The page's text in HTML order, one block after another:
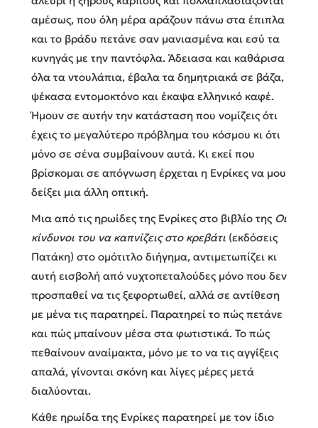
αμέσως, που όλη μέρα αράζουν πάνω στα έπιπλα
και το βράδυ πετάνε σαν μανιασμένα και εσύ τα
κυνηγάς με την παντόφλα. Άδειασα και καθάρισα
όλα τα ντουλάπια, έβαλα τα δημητριακά σε βάζα,
ψέκασα εντομοκτόνο και έκαψα ελληνικό καφέ.
Ήμουν σε αυτήν την κατάσταση που νομίζεις ότι
έχεις το μεγαλύτερο πρόβλημα του κόσμου κι ότι
μόνο σε σένα συμβαίνουν αυτά. Κι εκεί που
βρίσκομαι σε απόγνωση έρχεται η Ενρίκες να μου
δείξει μια άλλη οπτική.
Μια από τις ηρωίδες της Ενρίκες στο βιβλίο της Οι
κίνδυνοι του να καπνίζεις στο κρεβάτι (εκδόσεις
Πατάκη) στο ομότιτλο διήγημα, αντιμετωπίζει κι
αυτή εισβολή από νυχτοπεταλούδες μόνο που δεν
προσπαθεί να τις ξεφορτωθεί, αλλά σε αντίθεση
με μένα τις παρατηρεί. Παρατηρεί το πώς πετάνε
και πώς μπαίνουν μέσα στα φωτιστικά. Το πώς
πεθαίνουν αναίμακτα, μόνο με το να τις αγγίξεις
απαλά, γίνονται σκόνη και λίγες μέρες μετά
διαλύονται.
Κάθε ηρωίδα της Ενρίκες παρατηρεί με τον ίδιο